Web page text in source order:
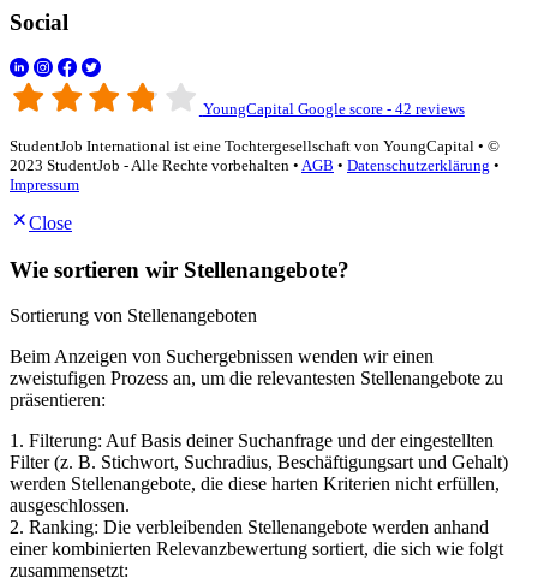
Social
YoungCapital Google score - 42 reviews
StudentJob International ist eine Tochtergesellschaft von YoungCapital • ©
2023 StudentJob - Alle Rechte vorbehalten • AGB • Datenschutzerklärung •
Impressum
Close
Wie sortieren wir Stellenangebote?
Sortierung von Stellenangeboten
Beim Anzeigen von Suchergebnissen wenden wir einen
zweistufigen Prozess an, um die relevantesten Stellenangebote zu
präsentieren:
1. Filterung: Auf Basis deiner Suchanfrage und der eingestellten
Filter (z. B. Stichwort, Suchradius, Beschäftigungsart und Gehalt)
werden Stellenangebote, die diese harten Kriterien nicht erfüllen,
ausgeschlossen.
2. Ranking: Die verbleibenden Stellenangebote werden anhand
einer kombinierten Relevanzbewertung sortiert, die sich wie folgt
zusammensetzt: